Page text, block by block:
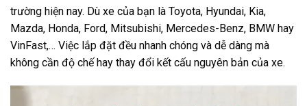
trường hiện nay. Dù xe của bạn là Toyota, Hyundai, Kia,
Mazda, Honda, Ford, Mitsubishi, Mercedes-Benz, BMW hay
VinFast,… Việc lắp đặt đều nhanh chóng và dễ dàng mà
không cần độ chế hay thay đổi kết cấu nguyên bản của xe.